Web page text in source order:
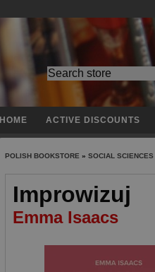
HOME ACTIVE DISCOUNTS
POLISH BOOKSTORE » SOCIAL SCIENCES
Improwizuj
Emma Isaacs